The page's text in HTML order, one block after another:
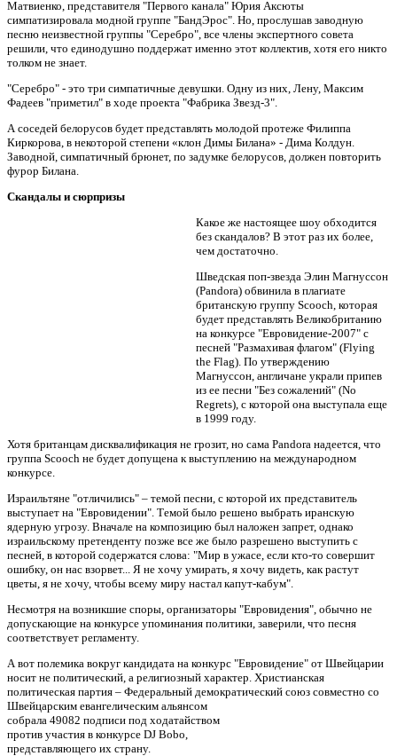
Матвиенко, представителя "Первого канала" Юрия Аксюты
симпатизировала модной группе "БандЭрос". Но, прослушав заводную
песню неизвестной группы "Серебро", все члены экспертного совета
решили, что единодушно поддержат именно этот коллектив, хотя его никто
толком не знает.
"Серебро" - это три симпатичные девушки. Одну из них, Лену, Максим
Фадеев "приметил" в ходе проекта "Фабрика Звезд-3".
А соседей белорусов будет представлять молодой протеже Филиппа
Киркорова, в некоторой степени «клон Димы Билана» - Дима Колдун.
Заводной, симпатичный брюнет, по задумке белорусов, должен повторить
фурор Билана.
Скандалы и сюрпризы
Какое же настоящее шоу обходится
без скандалов? В этот раз их более,
чем достаточно.
Шведская поп-звезда Элин Магнуссон
(Pandora) обвинила в плагиате
британскую группу Scooch, которая
будет представлять Великобританию
на конкурсе "Евровидение-2007" с
песней "Размахивая флагом" (Flying
the Flag). По утверждению
Магнуссон, англичане украли припев
из ее песни "Без сожалений" (No
Regrets), с которой она выступала еще
в 1999 году.
Хотя британцам дисквалификация не грозит, но сама Pandora надеется, что
группа Scooch не будет допущена к выступлению на международном
конкурсе.
Израильтяне "отличились" – темой песни, с которой их представитель
выступает на "Евровидении". Темой было решено выбрать иранскую
ядерную угрозу. Вначале на композицию был наложен запрет, однако
израильскому претенденту позже все же было разрешено выступить с
песней, в которой содержатся слова: "Мир в ужасе, если кто-то совершит
ошибку, он нас взорвет... Я не хочу умирать, я хочу видеть, как растут
цветы, я не хочу, чтобы всему миру настал капут-кабум".
Несмотря на возникшие споры, организаторы "Евровидения", обычно не
допускающие на конкурсе упоминания политики, заверили, что песня
соответствует регламенту.
А вот полемика вокруг кандидата на конкурс "Евровидение" от Швейцарии
носит не политический, а религиозный характер. Христианская
политическая партия – Федеральный демократический союз совместно со
Швейцарским евангелическим альянсом
собрала 49082 подписи под ходатайством
против участия в конкурсе DJ Bobo,
представляющего их страну.